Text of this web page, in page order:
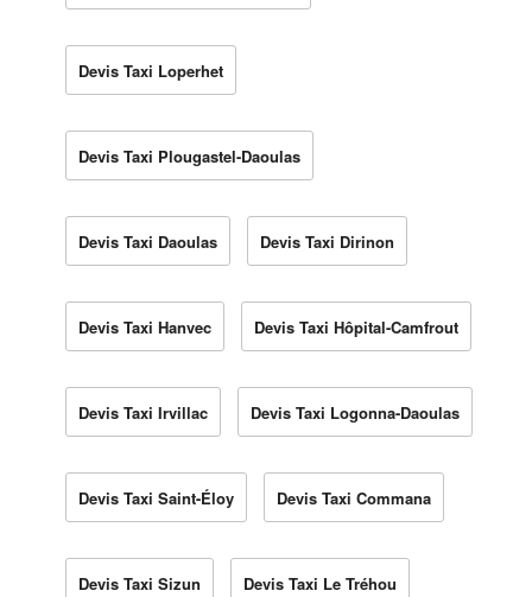
Devis Taxi Loperhet
Devis Taxi Plougastel-Daoulas
Devis Taxi Daoulas Devis Taxi Dirinon
Devis Taxi Hanvec Devis Taxi Hôpital-Camfrout
Devis Taxi Irvillac Devis Taxi Logonna-Daoulas
Devis Taxi Saint-Éloy Devis Taxi Commana
Devis Taxi Sizun Devis Taxi Le Tréhou